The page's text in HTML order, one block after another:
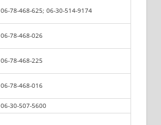
06-78-468-625; 06-30-514-9174
06-78-468-026
06-78-468-225
06-78-468-016
06-30-507-5600